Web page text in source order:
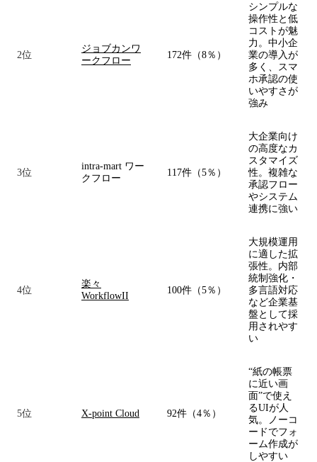
2位
ジョブカンワ
ークフロー
172件（8％）
シンプルな
操作性と低
コストが魅
力。中小企
業の導入が
多く、スマ
ホ承認の使
いやすさが
強み
3位
intra-mart ワー
クフロー
117件（5％）
大企業向け
の高度なカ
スタマイズ
性。複雑な
承認フロー
やシステム
連携に強い
4位
楽々
WorkflowII
100件（5％）
大規模運用
に適した拡
張性。内部
統制強化・
多言語対応
など企業基
盤として採
用されやす
い
5位 X-point Cloud 92件（4％）
“紙の帳票
に近い画
面”で使え
るUIが人
気。ノーコ
ードでフォ
ーム作成が
しやすい